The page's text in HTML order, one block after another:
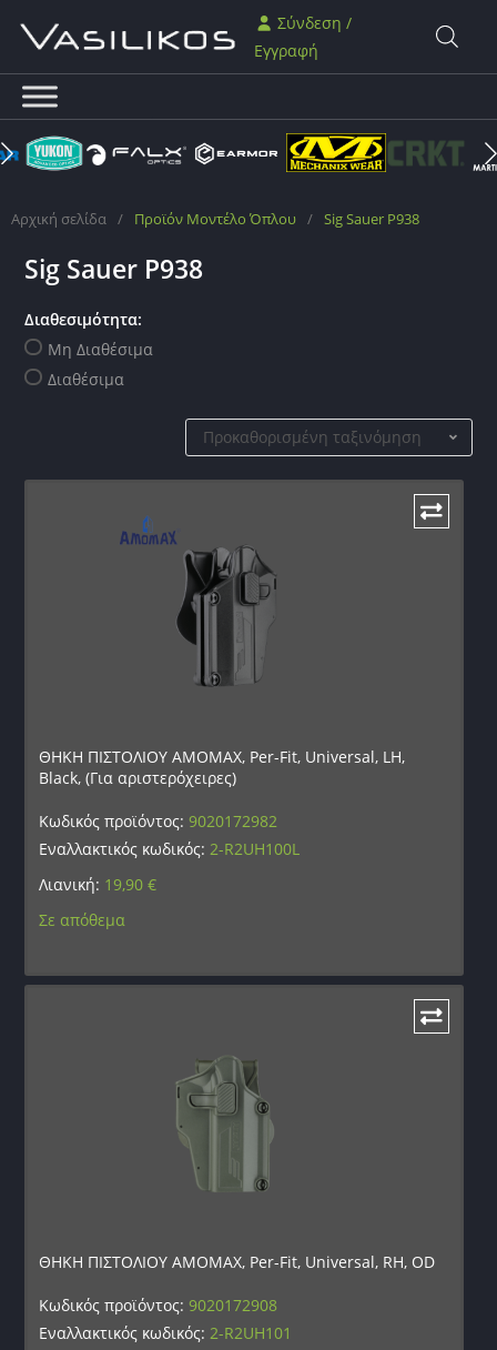
Σύνδεση /
Εγγραφή
Αρχική σελίδα / Προϊόν Μοντέλο Όπλου / Sig Sauer P938
Sig Sauer P938
Διαθεσιμότητα:
Μη Διαθέσιμα
Διαθέσιμα
Προκαθορισμένη ταξινόμηση
ΘΗΚΗ ΠΙΣΤΟΛΙΟΥ AMOMAX, Per-Fit, Universal, LH,
Black, (Για αριστερόχειρες)
Κωδικός προϊόντος:9020172982
Εναλλακτικός κωδικός:2-R2UH100L
Λιανική: 19,90€
Σε απόθεμα
ΘΗΚΗ ΠΙΣΤΟΛΙΟΥ AMOMAX, Per-Fit, Universal, RH, OD
Κωδικός προϊόντος:9020172908
Εναλλακτικός κωδικός:2-R2UH101